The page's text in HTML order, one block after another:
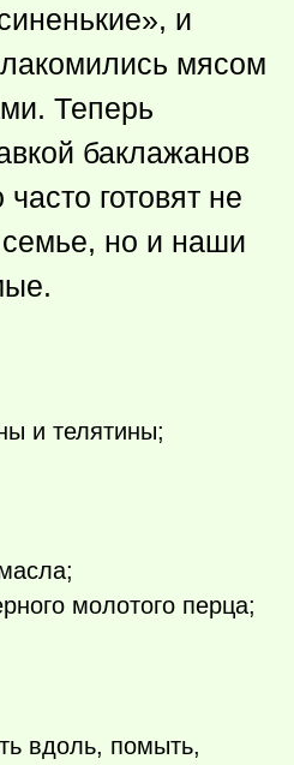
и
мясом
Теперь
баклажанов
готовят не
но и наши
и телятины;
молотого перца;
вдоль, помыть,